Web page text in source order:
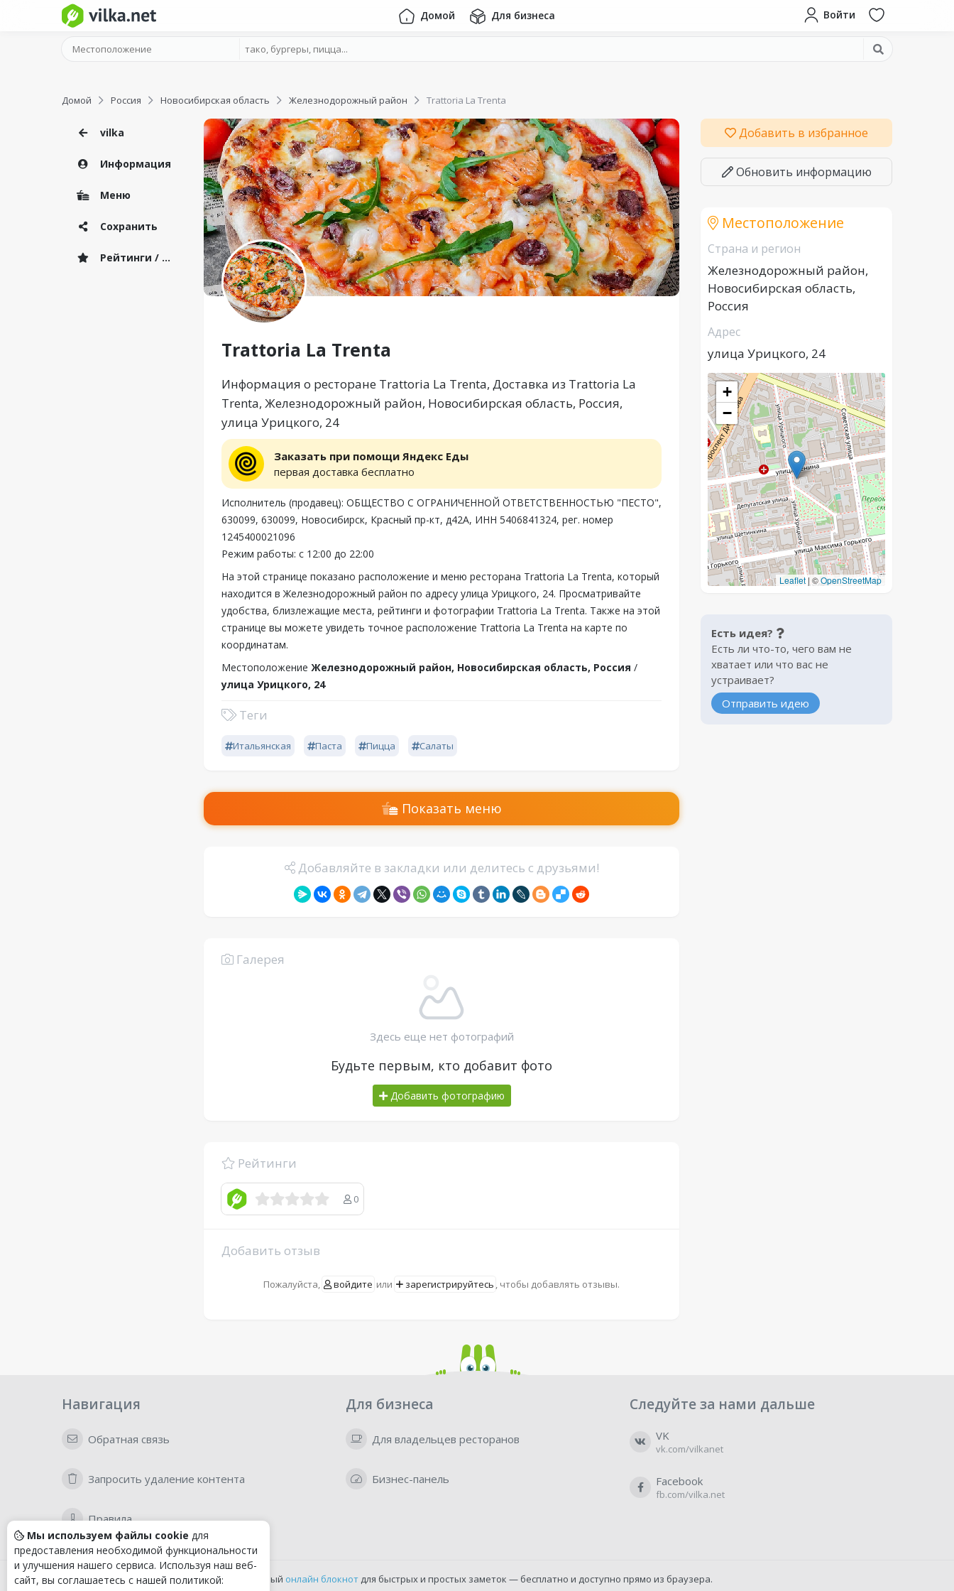
Домой Для бизнеса Войти
Домой Россия Новосибирская область Железнодорожный район Trattoria La Trenta
vilka
Информация
Меню
Сохранить
Рейтинги / Отзывы
Trattoria La Trenta
Информация о ресторане Trattoria La Trenta, Доставка из Trattoria La
Trenta, Железнодорожный район, Новосибирская область, Россия,
улица Урицкого, 24
Заказать при помощи Яндекс Еды
первая доставка бесплатно
Исполнитель (продавец): ОБЩЕСТВО С ОГРАНИЧЕННОЙ ОТВЕТСТВЕННОСТЬЮ "ПЕСТО",
630099, 630099, Новосибирск, Красный пр-кт, д42А, ИНН 5406841324, рег. номер
1245400021096
Режим работы: с 12:00 до 22:00
На этой странице показано расположение и меню ресторана Trattoria La Trenta, который
находится в Железнодорожный район по адресу улица Урицкого, 24. Просматривайте
удобства, близлежащие места, рейтинги и фотографии Trattoria La Trenta. Также на этой
странице вы можете увидеть точное расположение Trattoria La Trenta на карте по
координатам.
Местоположение Железнодорожный район, Новосибирская область, Россия /
улица Урицкого, 24
Теги
Итальянская Паста Пицца Салаты
Показать меню
Добавляйте в закладки или делитесь с друзьями!
Галерея
Здесь еще нет фотографий
Будьте первым, кто добавит фото
Добавить фотографию
Рейтинги
0
Добавить отзыв
Пожалуйста, войдите или зарегистрируйтесь , чтобы добавлять отзывы.
Добавить в избранное
Обновить информацию
Местоположение
Страна и регион
Железнодорожный район,
Новосибирская область,
Россия
Адрес
улица Урицкого, 24
+
−
Leaflet | ©OpenStreetMap
Есть идея?
Есть ли что-то, чего вам не
хватает или что вас не
устраивает?
Отправить идею
Навигация
Обратная связь
Запросить удаление контента
Правила
Для бизнеса
Для владельцев ресторанов
Бизнес-панель
Следуйте за нами дальше
VK
vk.com/vilkanet
Facebook
fb.com/vilka.net
Удобный онлайн блокнотдля быстрых и простых заметок — бесплатно и доступно прямо из браузера.
Мы используем файлы cookie для
предоставления необходимой функциональности
и улучшения нашего сервиса. Используя наш веб-
сайт, вы соглашаетесь с нашей политикой: